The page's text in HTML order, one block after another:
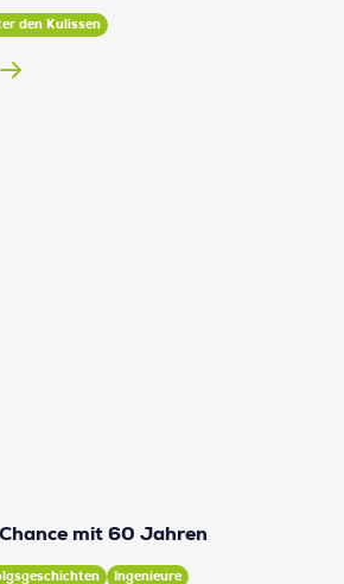
den Kulissen
mit 60 Jahren
Ingenieure